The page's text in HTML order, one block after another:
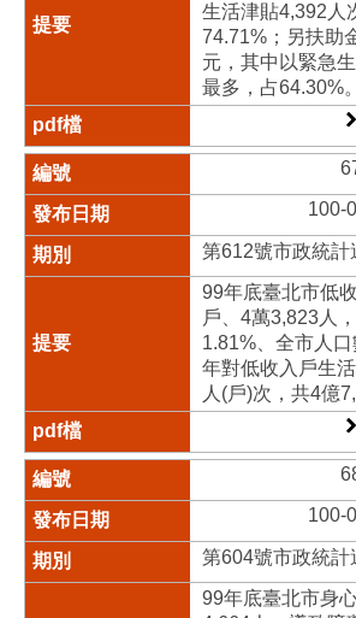
生活津貼4,392人
74.71%；另扶助
元，其中以緊急
最多，占64.30%。
100-
第612號市政統計
99年底臺北市低
戶、4萬3,823人
1.81%、全市人
年對低收入戶生
人(戶)次，共4億
100-
第604號市政統計
99年底臺北市身